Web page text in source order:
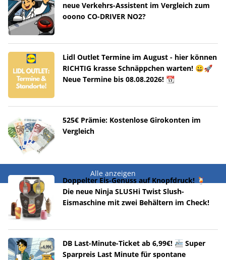
neue Verkehrs-Assistent im Vergleich zum
ooono CO-DRIVER NO2?
Lidl Outlet Termine im August - hier können
RICHTIG krasse Schnäppchen warten! 😀🚀
Neue Termine bis 08.08.2026! 📆
525€ Prämie: Kostenlose Girokonten im
Vergleich
Alle anzeigen
Doppelter Eis-Genuss auf Knopfdruck! 🍹
Die neue Ninja SLUSHi Twist Slush-
Eismaschine mit zwei Behältern im Check!
DB Last-Minute-Ticket ab 6,99€! 🚈 Super
Sparpreis Last Minute für spontane